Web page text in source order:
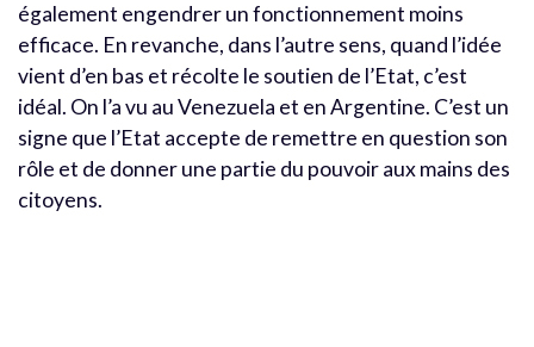
également engendrer un fonctionnement moins
efficace. En revanche, dans l’autre sens, quand l’idée
vient d’en bas et récolte le soutien de l’Etat, c’est
idéal. On l’a vu au Venezuela et en Argentine. C’est un
signe que l’Etat accepte de remettre en question son
rôle et de donner une partie du pouvoir aux mains des
citoyens.